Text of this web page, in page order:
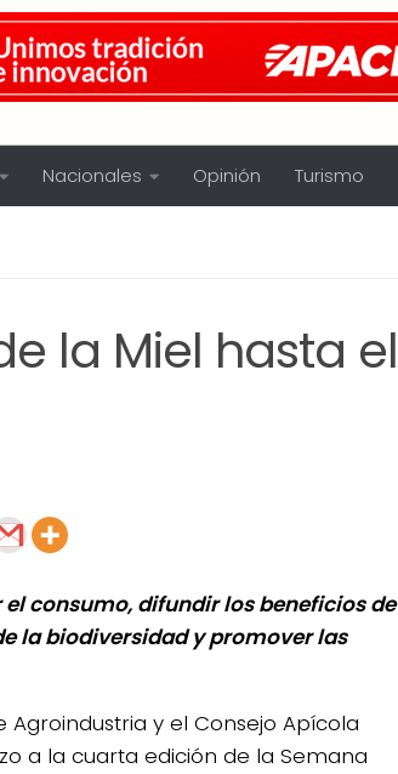
Nacionales Opinión Turismo
la Miel hasta el
consumo, difundir los beneficios de
la biodiversidad y promover las
Agroindustria y el Consejo Apícola
a la cuarta edición de la Semana